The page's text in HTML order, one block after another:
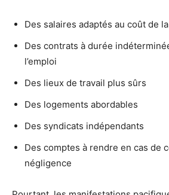
Des salaires adaptés au coût de
Des contrats à durée
l’emploi
Des lieux de travail plus sûrs
Des logements abordables
Des syndicats indépendants
Des comptes à rendre en cas de
négligence